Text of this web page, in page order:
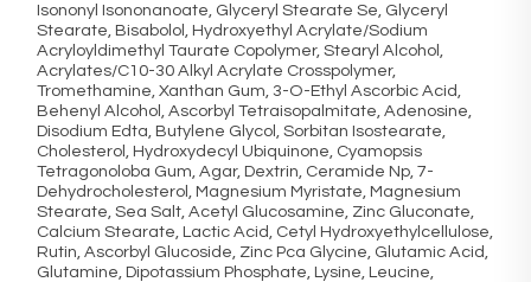
Isononyl Isononanoate, Glyceryl Stearate Se, Glyceryl
Stearate, Bisabolol, Hydroxyethyl Acrylate/Sodium
Acryloyldimethyl Taurate Copolymer, Stearyl Alcohol,
Acrylates/C10-30 Alkyl Acrylate Crosspolymer,
Tromethamine, Xanthan Gum, 3-O-Ethyl Ascorbic Acid,
Behenyl Alcohol, Ascorbyl Tetraisopalmitate, Adenosine,
Disodium Edta, Butylene Glycol, Sorbitan Isostearate,
Cholesterol, Hydroxydecyl Ubiquinone, Cyamopsis
Tetragonoloba Gum, Agar, Dextrin, Ceramide Np, 7-
Dehydrocholesterol, Magnesium Myristate, Magnesium
Stearate, Sea Salt, Acetyl Glucosamine, Zinc Gluconate,
Calcium Stearate, Lactic Acid, Cetyl Hydroxyethylcellulose,
Rutin, Ascorbyl Glucoside, Zinc Pca Glycine, Glutamic Acid,
Glutamine, Dipotassium Phosphate, Lysine, Leucine,